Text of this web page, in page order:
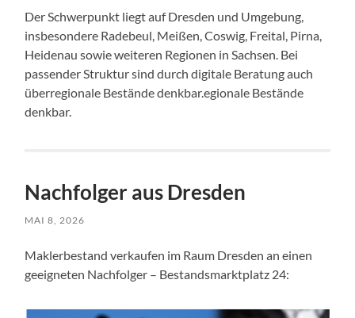
Der Schwerpunkt liegt auf Dresden und Umgebung,
insbesondere Radebeul, Meißen, Coswig, Freital, Pirna,
Heidenau sowie weiteren Regionen in Sachsen. Bei
passender Struktur sind durch digitale Beratung auch
überregionale Bestände denkbar.egionale Bestände
denkbar.
Nachfolger aus Dresden
MAI 8, 2026
Maklerbestand verkaufen im Raum Dresden an einen
geeigneten Nachfolger – Bestandsmarktplatz 24: